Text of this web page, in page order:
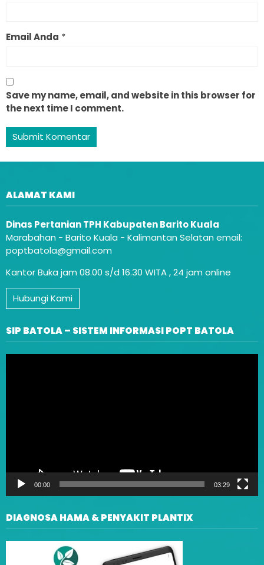
Email Anda *
Save my name, email, and website in this browser for
the next time I comment.
ALAMAT KAMI
Dinas Pertanian TPH Kabupaten Barito Kuala
Marabahan - Barito Kuala - Kalimantan Selatan email:
poptbatola@gmail.com
Kantor Buka jam 08.00 s/d 16.30 WITA , 24 jam online
Hubungi Kami
SIP BATOLA – SISTEM INFORMASI POPT BATOLA
00:00 03:29
DIAGNOSA HAMA & PENYAKIT PLANTIX